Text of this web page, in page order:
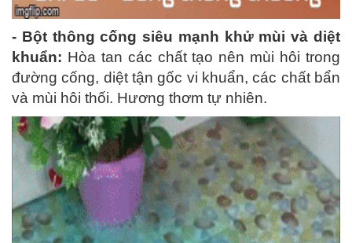
- Bột thông cống siêu mạnh khử mùi và diệt
khuẩn: Hòa tan các chất tạo nên mùi hôi trong
đường cống, diệt tận gốc vi khuẩn, các chất bẩn
và mùi hôi thối. Hương thơm tự nhiên.